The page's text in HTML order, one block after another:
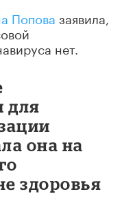
Попова заявила,
нет.
для
она на
здоровья